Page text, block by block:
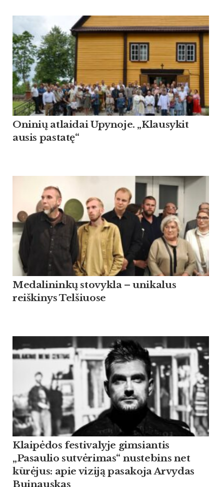
Oninių atlaidai Upynoje. „Klausykit
ausis pastatę“
Medalininkų stovykla – unikalus
reiškinys Telšiuose
Klaipėdos festivalyje gimsiantis
„Pasaulio sutvėrimas“ nustebins net
kūrėjus: apie viziją pasakoja Arvydas
Buinauskas